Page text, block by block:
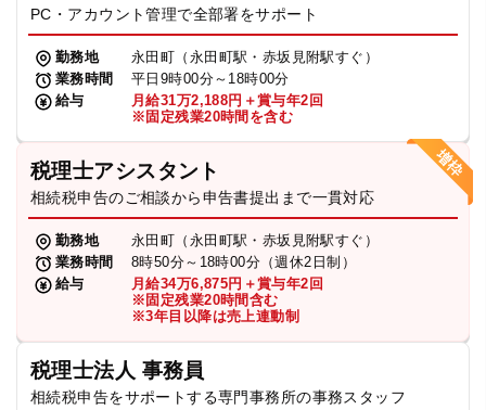
PC・アカウント管理で全部署をサポート
勤務地
永田町（永田町駅・赤坂見附駅すぐ）
業務時間
平日9時00分～18時00分
給与
月給31万2,188円＋賞与年2回
※固定残業20時間を含む
税理士アシスタント
相続税申告のご相談から申告書提出まで一貫対応
勤務地
永田町（永田町駅・赤坂見附駅すぐ）
業務時間
8時50分～18時00分（週休2日制）
給与
月給34万6,875円＋賞与年2回
※固定残業20時間含む
※3年目以降は売上連動制
税理士法人 事務員
相続税申告をサポートする専門事務所の事務スタッフ